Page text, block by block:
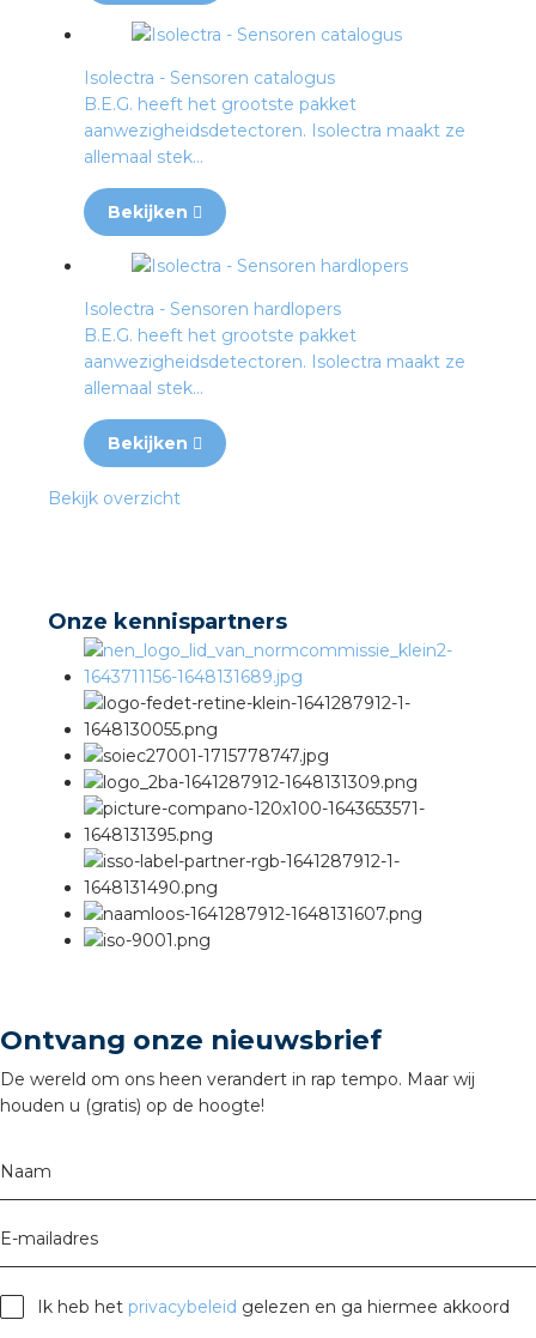
Isolectra - Sensoren catalogus
B.E.G. heeft het grootste pakket
aanwezigheidsdetectoren. Isolectra maakt ze
allemaal stek...
Bekijken
Isolectra - Sensoren hardlopers
B.E.G. heeft het grootste pakket
aanwezigheidsdetectoren. Isolectra maakt ze
allemaal stek...
Bekijken
Bekijk overzicht
Onze kennispartners
Ontvang onze nieuwsbrief
De wereld om ons heen verandert in rap tempo. Maar wij
houden u (gratis) op de hoogte!
Naam
E-mailadres
Ik heb het privacybeleid gelezen en ga hiermee akkoord